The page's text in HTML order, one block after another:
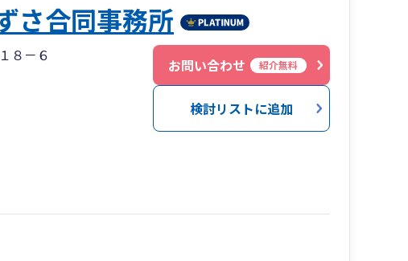
さ合同事務所
８－６
お問い合わせ 紹介無料
検討リストに追加